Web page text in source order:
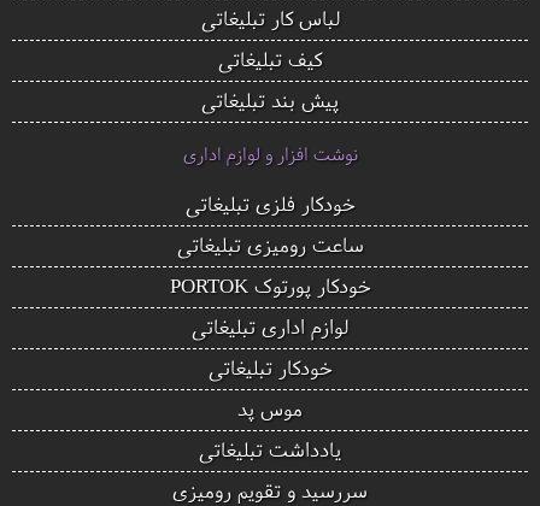
لباس کار تبلیغاتی
کیف تبلیغاتی
پیش بند تبلیغاتی
نوشت افزار و لوازم اداری
خودکار فلزی تبلیغاتی
ساعت رومیزی تبلیغاتی
خودکار پورتوک PORTOK
لوازم اداری تبلیغاتی
خودکار تبلیغاتی
موس پد
یادداشت تبلیغاتی
سررسید و تقویم رومیزی